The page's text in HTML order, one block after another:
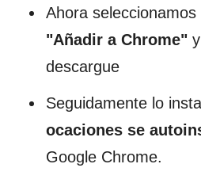
Ahora
"Añadir a Chrome"
descargue
Seguidamente lo
ocaciones se
Google Chrome.